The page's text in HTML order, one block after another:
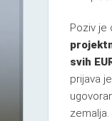
Poziv je
svih
prijava